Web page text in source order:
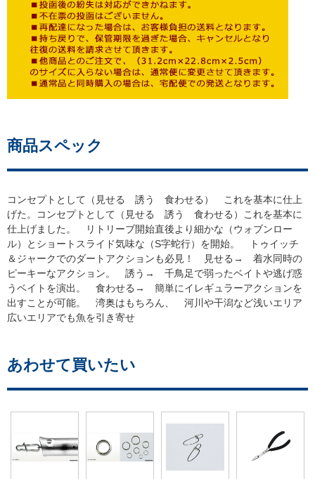
商品スペック
コンセプトとして（見せる 誘う 食わせる） これを基本に仕上
げた。コンセプトとして（見せる 誘う 食わせる）これを基本に
仕上げました。 リトリーブ開始直後より細かな（ウォブンロー
ル）とショートスライド気味な（S字蛇行）を開始。 トゥイッチ
＆ジャークでのダートアクションも必見！ 見せる→ 着水同時の
ピーキーなアクション。 誘う→ 千鳥足で弱ったベイトや逃げ惑
うベイトを演出。 食わせる→ 簡単にイレギュラーアクションを
出すことが可能。 湾奥はもちろん、 河川や干潟など浅いエリア
広いエリアでも魚を引き寄せ
あわせて買いたい